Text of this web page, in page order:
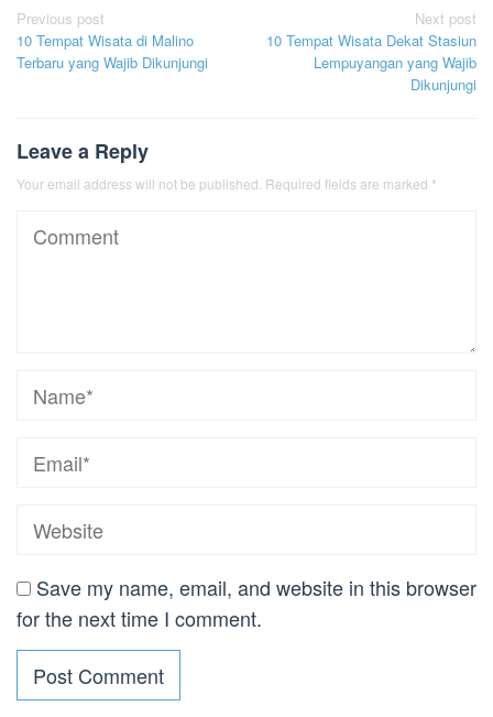
Post
navigation
Previous post
10 Tempat Wisata di Malino
Terbaru yang Wajib Dikunjungi
Next post
10 Tempat Wisata Dekat Stasiun
Lempuyangan yang Wajib
Dikunjungi
Leave a Reply
Your email address will not be published. Required fields are marked *
Save my name, email, and website in this browser
for the next time I comment.